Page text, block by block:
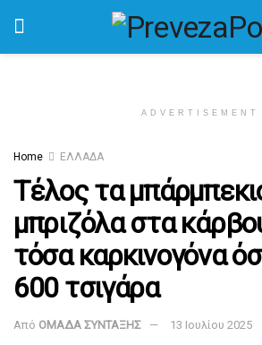
ADVERTISEMENT
Home ΕΛΛΑΔΑ
Τέλος τα
μπριζόλα στα
τόσα καρκινογόνα
600 τσιγάρα
Από ΟΜΑΔΑ ΣΥΝΤΑΞΗΣ 13 Ιουλίου 2025